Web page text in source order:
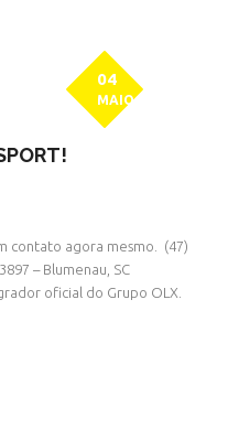
04
MAIO
agora mesmo. ㅤㅤ (47)
– Blumenau, SC
oficial do Grupo OLX.